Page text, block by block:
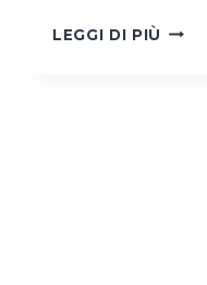
LEGGI DI PIÙ